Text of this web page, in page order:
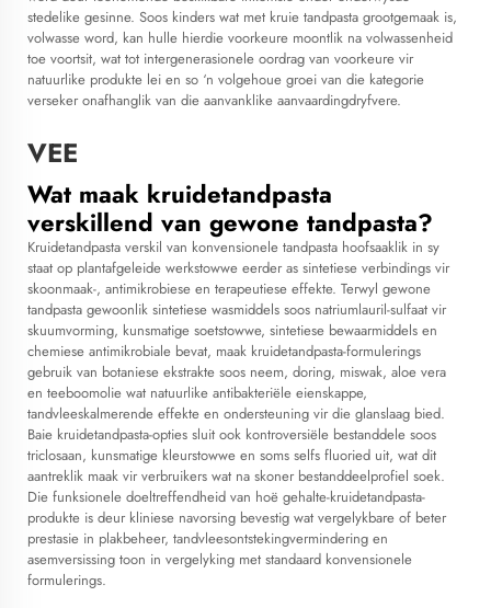
stedelike gesinne. Soos kinders wat met kruie tandpasta grootgemaak is,
volwasse word, kan hulle hierdie voorkeure moontlik na volwassenheid
toe voortsit, wat tot intergenerasionele oordrag van voorkeure vir
natuurlike produkte lei en so ‘n volgehoue groei van die kategorie
verseker onafhanglik van die aanvanklike aanvaardingdryfvere.
VEE
Wat maak kruidetandpasta
verskillend van gewone tandpasta?
Kruidetandpasta verskil van konvensionele tandpasta hoofsaaklik in sy
staat op plantafgeleide werkstowwe eerder as sintetiese verbindings vir
skoonmaak-, antimikrobiese en terapeutiese effekte. Terwyl gewone
tandpasta gewoonlik sintetiese wasmiddels soos natriumlauril-sulfaat vir
skuumvorming, kunsmatige soetstowwe, sintetiese bewaarmiddels en
chemiese antimikrobiale bevat, maak kruidetandpasta-formulerings
gebruik van botaniese ekstrakte soos neem, doring, miswak, aloe vera
en teeboomolie wat natuurlike antibakteriële eienskappe,
tandvleeskalmerende effekte en ondersteuning vir die glanslaag bied.
Baie kruidetandpasta-opties sluit ook kontroversiële bestanddele soos
triclosaan, kunsmatige kleurstowwe en soms selfs fluoried uit, wat dit
aantreklik maak vir verbruikers wat na skoner bestanddeelprofiel soek.
Die funksionele doeltreffendheid van hoë gehalte-kruidetandpasta-
produkte is deur kliniese navorsing bevestig wat vergelykbare of beter
prestasie in plakbeheer, tandvleesontstekingvermindering en
asemversissing toon in vergelyking met standaard konvensionele
formulerings.